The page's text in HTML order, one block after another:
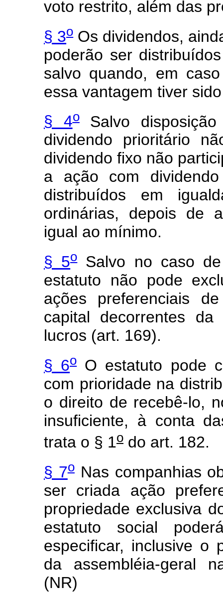
voto restrito, além das
§ 3oOs dividendos,
poderão ser
salvo quando, em
essa vantagem tiver
§ 4oSalvo
dividendo prioritário
dividendo fixo não
a ação com
distribuídos em
ordinárias, depois de
igual ao mínimo.
§ 5oSalvo no caso de
estatuto não pode
ações preferenciais
capital decorrentes
lucros (art. 169).
§ 6oO estatuto pode
com prioridade na
o direito de recebê-lo,
insuficiente, à conta
trata o § 1o do art. 182.
§ 7oNas companhias
ser criada ação
propriedade exclusiva
estatuto social
especificar, inclusive o
da assembléia-geral
(NR)